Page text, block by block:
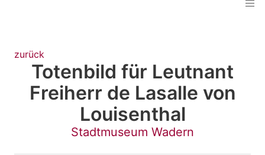
zurück
Totenbild für Leutnant
Freiherr de Lasalle von
Louisenthal
Stadtmuseum Wadern